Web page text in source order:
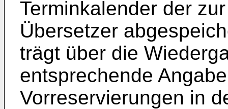
Terminkalender der
Übersetzer
trägt über die
entsprechende
Vorreservierungen in